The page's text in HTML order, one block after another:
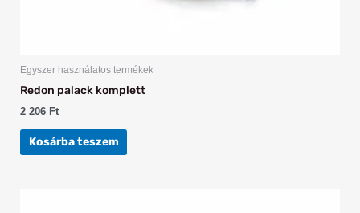
Egyszer használatos termékek
Redon palack komplett
2 206 Ft
Kosárba teszem